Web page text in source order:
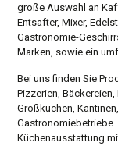
große Auswahl an
Entsafter, Mixer,
Gastronomie-
Marken, sowie ein
Bei uns finden Sie
Pizzerien,
Großküchen,
Küchenausstattung